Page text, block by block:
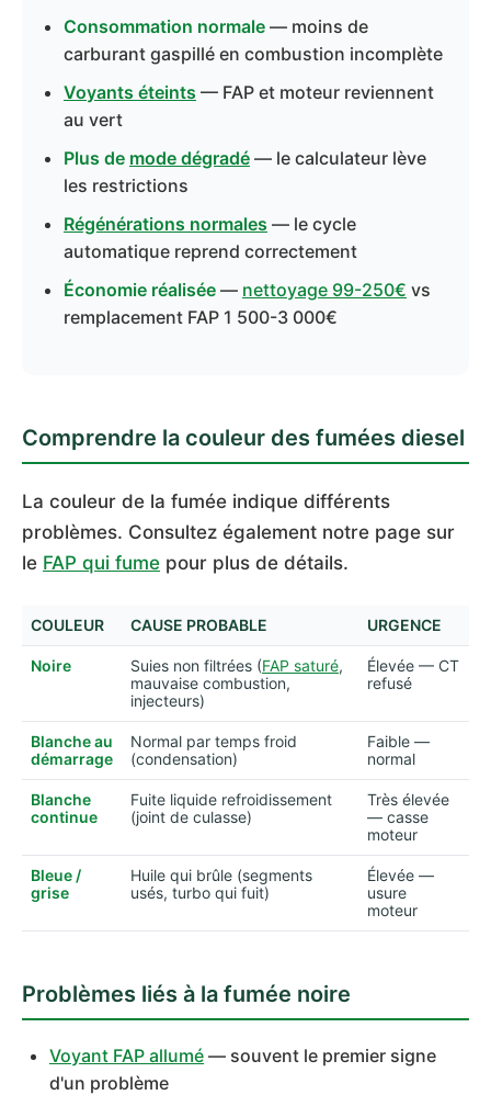
Consommation normale — moins de
carburant gaspillé en combustion incomplète
Voyants éteints — FAP et moteur reviennent
au vert
Plus de mode dégradé — le calculateur lève
les restrictions
Régénérations normales — le cycle
automatique reprend correctement
Économie réalisée — nettoyage 99-250€ vs
remplacement FAP 1 500-3 000€
Comprendre la couleur des fumées diesel
La couleur de la fumée indique différents
problèmes. Consultez également notre page sur
le FAP qui fume pour plus de détails.
COULEUR CAUSE PROBABLE URGENCE
Noire Suies non filtrées (FAP saturé,
mauvaise combustion,
injecteurs)
Élevée — CT
refusé
Blanche au
démarrage
Normal par temps froid
(condensation)
Faible —
normal
Blanche
continue
Fuite liquide refroidissement
(joint de culasse)
Très élevée
— casse
moteur
Bleue /
grise
Huile qui brûle (segments
usés, turbo qui fuit)
Élevée —
usure
moteur
Problèmes liés à la fumée noire
Voyant FAP allumé — souvent le premier signe
d'un problème